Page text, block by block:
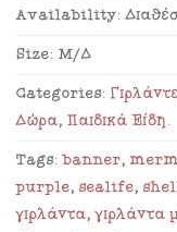
Availability:
Size: Μ/Δ
Categories:
Δώρα, Παιδικά Είδη.
Tags: banner,
purple, sealife,
γιρλάντα,γιρλάντα